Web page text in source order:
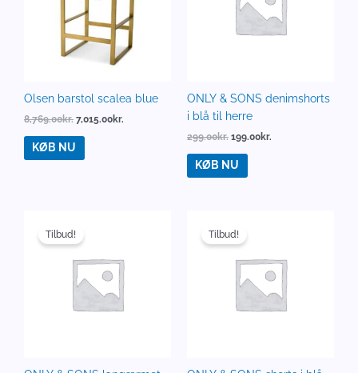
Olsen barstol scalea blue
8,769.00kr. 7,015.00kr.
KØB NU
ONLY & SONS denimshorts
i blå til herre
299.00kr. 199.00kr.
KØB NU
Tilbud!oprindelige
pris
299.95kr..269.95kr..
Tilbud!oprindelige
pris
299.95kr..229.95kr..